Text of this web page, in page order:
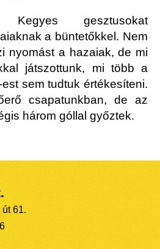
gesztusokat
a büntetőkkel. Nem
nyomást a hazaiak, de mi
játszottunk, mi több a
sem tudtuk értékesíteni.
csapatunkban, de az
három góllal győztek.
61.